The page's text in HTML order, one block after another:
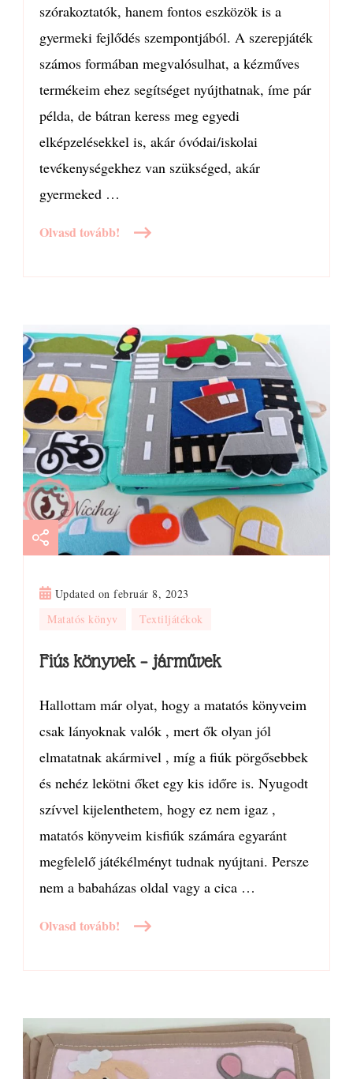
szórakoztatók, hanem fontos eszközök is a
gyermeki fejlődés szempontjából. A szerepjáték
számos formában megvalósulhat, a kézműves
termékeim ehez segítséget nyújthatnak, íme pár
példa, de bátran keress meg egyedi
elképzelésekkel is, akár óvódai/iskolai
tevékenységekhez van szükséged, akár
gyermeked …
Olvasd tovább!
Updated onfebruár 8, 2023
Matatós könyv
Textiljátékok
Fiús könyvek – járművek
Hallottam már olyat, hogy a matatós könyveim
csak lányoknak valók , mert ők olyan jól
elmatatnak akármivel , míg a fiúk pörgősebbek
és nehéz lekötni őket egy kis időre is. Nyugodt
szívvel kijelenthetem, hogy ez nem igaz ,
matatós könyveim kisfiúk számára egyaránt
megfelelő játékélményt tudnak nyújtani. Persze
nem a babaházas oldal vagy a cica …
Olvasd tovább!